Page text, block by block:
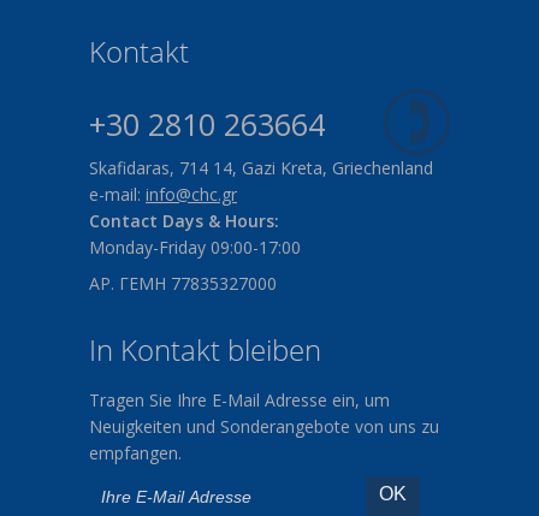
Kontakt
+30 2810 263664
Skafidaras, 714 14, Gazi Kreta, Griechenland
e-mail: info@chc.gr
Contact Days & Hours:
Monday-Friday 09:00-17:00
ΑΡ. ΓΕΜΗ 77835327000
In Kontakt bleiben
Tragen Sie Ihre E-Mail Adresse ein, um
Neuigkeiten und Sonderangebote von uns zu
empfangen.